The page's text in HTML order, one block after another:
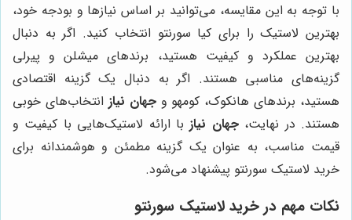
با توجه به این مقایسه، می‌توانید بر اساس نیازها و بودجه خود،
بهترین لاستیک را برای کیا سورنتو انتخاب کنید. اگر به دنبال
بهترین عملکرد و کیفیت هستید، برندهای میشلن و پیرلی
گزینه‌های مناسبی هستند. اگر به دنبال یک گزینه اقتصادی
هستید، برندهای هانکوک، کومهو وجهان نیاز انتخاب‌های خوبی
هستند. در نهایت،جهان نیازبا ارائه لاستیک‌هایی با کیفیت و
قیمت مناسب، به عنوان یک گزینه مطمئن و هوشمندانه برای
خرید لاستیک سورنتو پیشنهاد می‌شود.
نکات مهم در خرید لاستیک سورنتو